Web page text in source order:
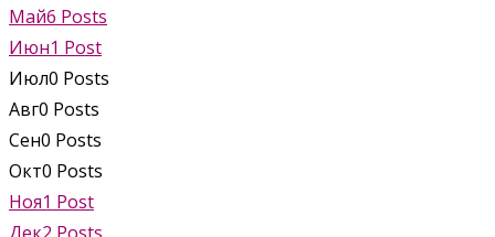
Май6 Posts
Июн1 Post
Июл0 Posts
Авг0 Posts
Сен0 Posts
Окт0 Posts
Ноя1 Post